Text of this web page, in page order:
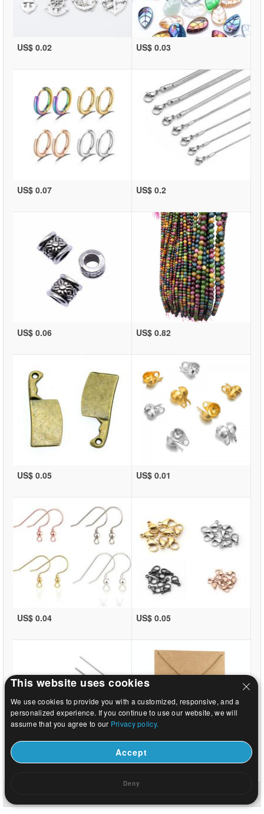
US$ 0.02 US$ 0.03
US$ 0.07 US$ 0.2
US$ 0.06 US$ 0.82
US$ 0.05 US$ 0.01
US$ 0.04 US$ 0.05
US$ 0.02 US$ 0.37
This website uses cookies
We use cookies to provide you with a customized, responsive, and a
personalized experience. If you continue to use our website, we will
assume that you agree to our Privacy policy.
Accept
Deny